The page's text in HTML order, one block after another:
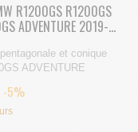
R1200GS R1200GS
ADVENTURE 2019-...
et conique
ADVENTURE
-5%